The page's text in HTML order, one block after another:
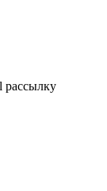
рассылку